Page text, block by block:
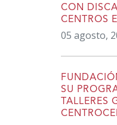
CON
CENTROS
05 agosto,
SU
TALLERES